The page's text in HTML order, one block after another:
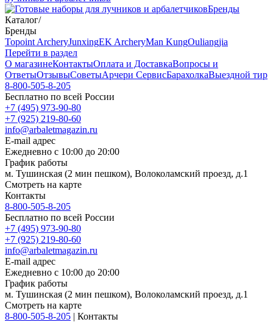
Бренды
Каталог/
Бренды
Topoint ArcheryJunxingEK ArcheryMan KungOuliangjia
Перейти в раздел
О магазинеКонтактыОплата и ДоставкаВопросы и
ОтветыОтзывыСоветыАрчери СервисБарахолкаВыездной тир
8-800-505-8-205
Бесплатно по всей России
+7 (495) 973-90-80
+7 (925) 219-80-60
info@arbaletmagazin.ru
E-mail адрес
Ежедневно с 10:00 до 20:00
График работы
м. Тушинская (2 мин пешком), Волоколамский проезд, д.1
Смотреть на карте
Контакты
8-800-505-8-205
Бесплатно по всей России
+7 (495) 973-90-80
+7 (925) 219-80-60
info@arbaletmagazin.ru
E-mail адрес
Ежедневно с 10:00 до 20:00
График работы
м. Тушинская (2 мин пешком), Волоколамский проезд, д.1
Смотреть на карте
8-800-505-8-205 | Контакты